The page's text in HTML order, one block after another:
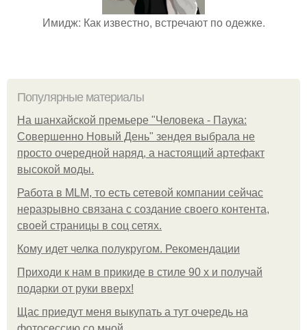
Имидж: Как известно, встречают по одежке.
Популярные материалы
На шанхайской премьере "Человека - Паука:
Совершенно Новый День" зендея выбрала не
просто очередной наряд, а настоящий артефакт
высокой моды.
Работа в MLM, то есть сетевой компании сейчас
неразрывно связана с создание своего контента,
своей страницы в соц сетях.
Кому идет челка полукругом. Рекомендации
Приходи к нам в прикиде в стиле 90 х и получай
подарки от руки вверх!
Щас приедут меня выкупать а тут очередь на